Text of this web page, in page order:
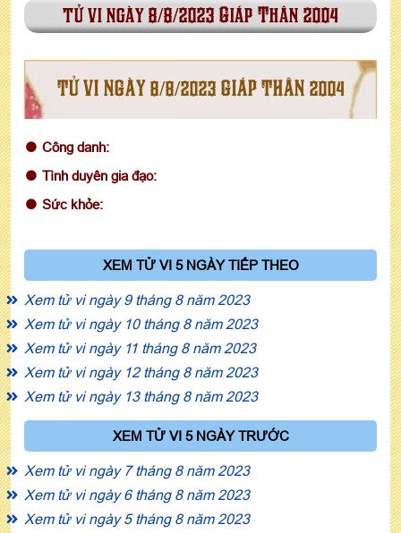
tử vi ngày 8/8/2023 Giáp Thân 2004
TỬ VI NGÀY 8/8/2023 GIÁP THÂN 2004
Công danh:
Tình duyên gia đạo:
Sức khỏe:
XEM TỬ VI 5 NGÀY TIẾP THEO
Xem tử vi ngày 9 tháng 8 năm 2023
Xem tử vi ngày 10 tháng 8 năm 2023
Xem tử vi ngày 11 tháng 8 năm 2023
Xem tử vi ngày 12 tháng 8 năm 2023
Xem tử vi ngày 13 tháng 8 năm 2023
XEM TỬ VI 5 NGÀY TRƯỚC
Xem tử vi ngày 7 tháng 8 năm 2023
Xem tử vi ngày 6 tháng 8 năm 2023
Xem tử vi ngày 5 tháng 8 năm 2023